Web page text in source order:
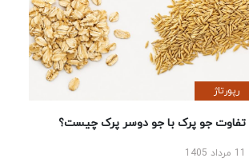
رپورتاژ
تفاوت جو پرک با جو دوسر پرک چیست؟